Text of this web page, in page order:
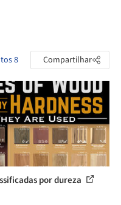
8 Compartilhar
por dureza